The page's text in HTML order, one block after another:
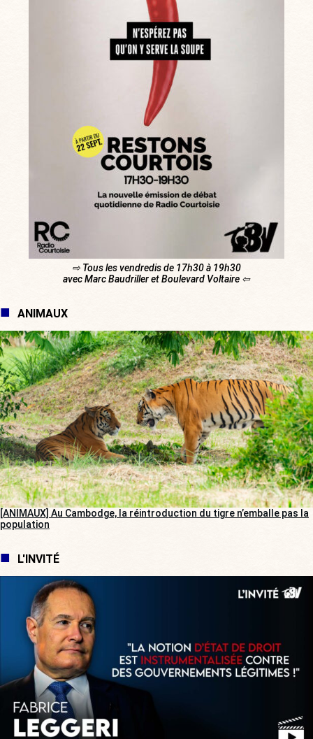
⇨ Tous les vendredis de 17h30 à 19h30
avec Marc Baudriller et Boulevard Voltaire ⇦
ANIMAUX
[ANIMAUX] Au Cambodge, la réintroduction du tigre n’emballe pas la
population
L'INVITÉ